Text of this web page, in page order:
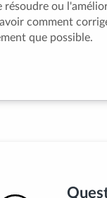
résoudre ou
comment
que possible.